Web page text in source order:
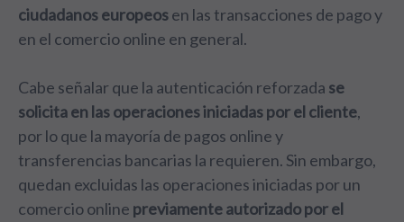
ciudadanos europeosen las transacciones de pago y
en el comercio online en general.
Cabe señalar que la autenticación reforzada se
solicita en las operaciones iniciadas por el cliente,
por lo que la mayoría de pagos online y
transferencias bancarias la requieren. Sin embargo,
quedan excluidas las operaciones iniciadas por un
comercio online previamente autorizado por el